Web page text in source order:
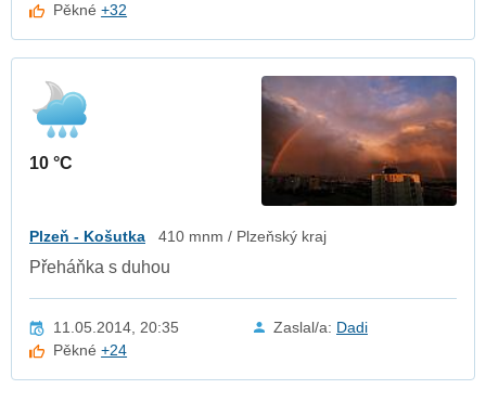
Pěkné+32
10 °C
Plzeň - Košutka 410 mnm / Plzeňský kraj
Přeháňka s duhou
11.05.2014, 20:35 Zaslal/a: Dadi
Pěkné+24